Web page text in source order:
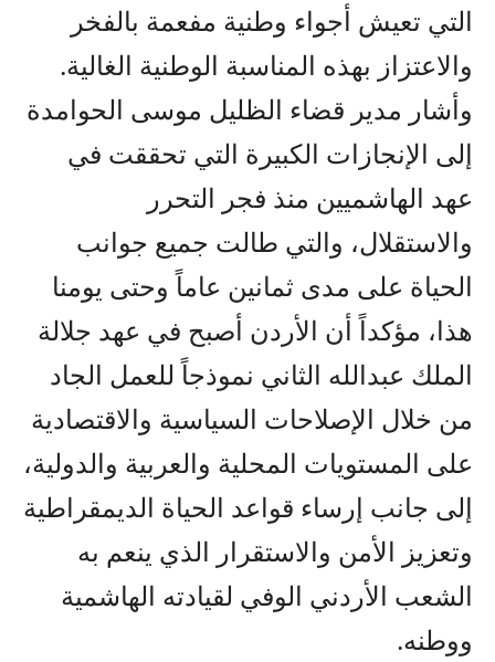
التي تعيش أجواء وطنية مفعمة بالفخر
والاعتزاز بهذه المناسبة الوطنية الغالية.
وأشار مدير قضاء الظليل موسى الحوامدة
إلى الإنجازات الكبيرة التي تحققت في
عهد الهاشميين منذ فجر التحرر
والاستقلال، والتي طالت جميع جوانب
الحياة على مدى ثمانين عاماً وحتى يومنا
هذا، مؤكداً أن الأردن أصبح في عهد جلالة
الملك عبدالله الثاني نموذجاً للعمل الجاد
من خلال الإصلاحات السياسية والاقتصادية
على المستويات المحلية والعربية والدولية،
إلى جانب إرساء قواعد الحياة الديمقراطية
وتعزيز الأمن والاستقرار الذي ينعم به
الشعب الأردني الوفي لقيادته الهاشمية
ووطنه.